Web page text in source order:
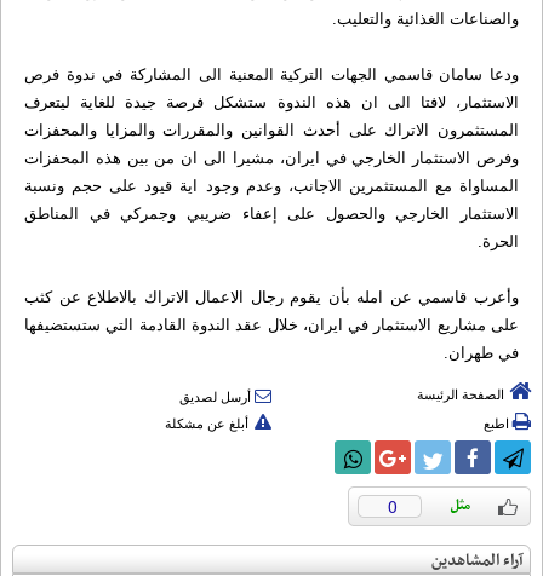
والصناعات الغذائية والتعليب.
ودعا سامان قاسمي الجهات التركية المعنية الى المشاركة في ندوة فرص
الاستثمار، لافتا الى ان هذه الندوة ستشكل فرصة جيدة للغاية ليتعرف
المستثمرون الاتراك على أحدث القوانين والمقررات والمزايا والمحفزات
وفرص الاستثمار الخارجي في ايران، مشيرا الى ان من بين هذه المحفزات
المساواة مع المستثمرين الاجانب، وعدم وجود اية قيود على حجم ونسبة
الاستثمار الخارجي والحصول على إعفاء ضريبي وجمركي في المناطق
الحرة.
وأعرب قاسمي عن امله بأن يقوم رجال الاعمال الاتراك بالاطلاع عن كثب
على مشاريع الاستثمار في ايران، خلال عقد الندوة القادمة التي ستستضيفها
في طهران.
الصفحة الرئيسة
أرسل لصديق
اطبع
أبلغ عن مشكلة
0
آراء المشاهدين